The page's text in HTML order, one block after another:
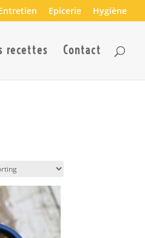
Epicerie Hygiène
recettes Contact